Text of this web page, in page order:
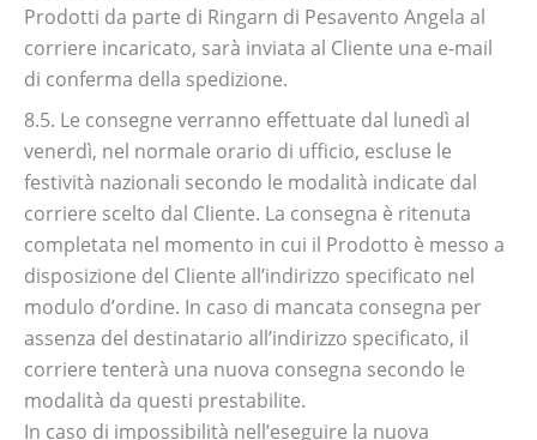
Prodotti da parte di Ringarn di Pesavento Angela al
corriere incaricato, sarà inviata al Cliente una e-mail
di conferma della spedizione.
8.5. Le consegne verranno effettuate dal lunedì al
venerdì, nel normale orario di ufficio, escluse le
festività nazionali secondo le modalità indicate dal
corriere scelto dal Cliente. La consegna è ritenuta
completata nel momento in cui il Prodotto è messo a
disposizione del Cliente all’indirizzo specificato nel
modulo d’ordine. In caso di mancata consegna per
assenza del destinatario all’indirizzo specificato, il
corriere tenterà una nuova consegna secondo le
modalità da questi prestabilite.
In caso di impossibilità nell’eseguire la nuova